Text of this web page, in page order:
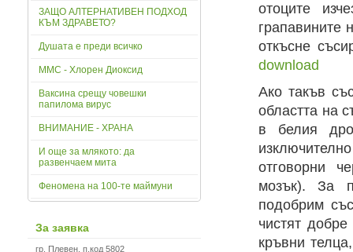
ЗАЩО АЛТЕРНАТИВЕН ПОДХОД
КЪМ ЗДРАВЕТО?
Душата е преди всичко
ММС - Хлорен Диоксид
Ваксина срещу човешки
папилома вирус
ВНИМАНИЕ - ХРАНА
И още за млякото: да
развенчаем мита
Феномена на 100-те маймуни
За заявка
гр. Плевен, п.код 5802
отоците
грапавините
откъсне
download
Ако такъв
областта на
в белия
отговорни
мозък). За
подобрим
чистят
кръвни